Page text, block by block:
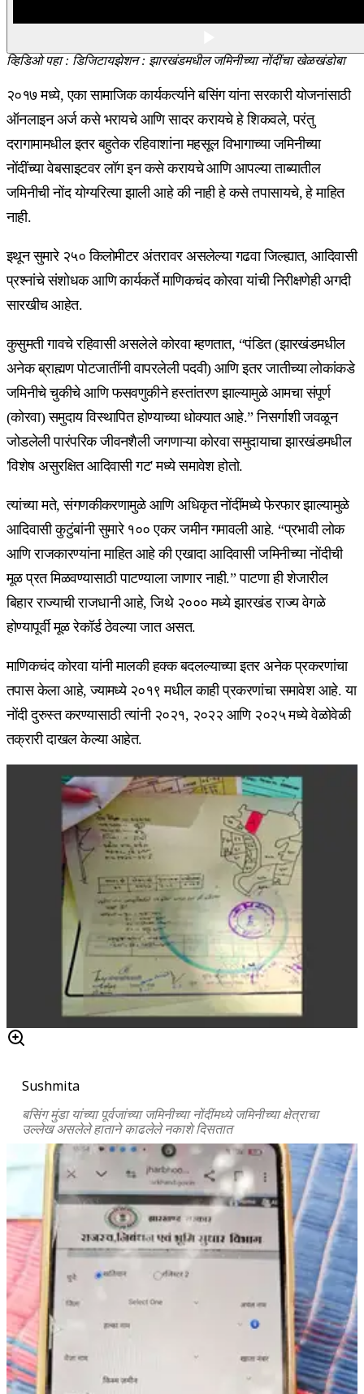
व्हिडिओ पहा : डिजिटायझेशन : झारखंडमधील जमिनीच्या नोंदींचा खेळखंडोबा
२०१७ मध्ये, एका सामाजिक कार्यकर्त्याने बसिंग यांना सरकारी योजनांसाठी
ऑनलाइन अर्ज कसे भरायचे आणि सादर करायचे हे शिकवले, परंतु
दरागामामधील इतर बहुतेक रहिवाशांना महसूल विभागाच्या जमिनीच्या
नोंदींच्या वेबसाइटवर लॉग इन कसे करायचे आणि आपल्या ताब्यातील
जमिनीची नोंद योग्यरित्या झाली आहे की नाही हे कसे तपासायचे, हे माहित
नाही.
इथून सुमारे २५० किलोमीटर अंतरावर असलेल्या गढवा जिल्ह्यात, आदिवासी
प्रश्नांचे संशोधक आणि कार्यकर्ते माणिकचंद कोरवा यांची निरीक्षणेही अगदी
सारखीच आहेत.
कुसुमती गावचे रहिवासी असलेले कोरवा म्हणतात, “पंडित (झारखंडमधील
अनेक ब्राह्मण पोटजातींनी वापरलेली पदवी) आणि इतर जातीच्या लोकांकडे
जमिनीचे चुकीचे आणि फसवणुकीने हस्तांतरण झाल्यामुळे आमचा संपूर्ण
(कोरवा) समुदाय विस्थापित होण्याच्या धोक्यात आहे.” निसर्गाशी जवळून
जोडलेली पारंपरिक जीवनशैली जगणाऱ्या कोरवा समुदायाचा झारखंडमधील
'विशेष असुरक्षित आदिवासी गट' मध्ये समावेश होतो.
त्यांच्या मते, संगणकीकरणामुळे आणि अधिकृत नोंदींमध्ये फेरफार झाल्यामुळे
आदिवासी कुटुंबांनी सुमारे १०० एकर जमीन गमावली आहे. “प्रभावी लोक
आणि राजकारण्यांना माहित आहे की एखादा आदिवासी जमिनीच्या नोंदीची
मूळ प्रत मिळवण्यासाठी पाटण्याला जाणार नाही.” पाटणा ही शेजारील
बिहार राज्याची राजधानी आहे, जिथे २००० मध्ये झारखंड राज्य वेगळे
होण्यापूर्वी मूळ रेकॉर्ड ठेवल्या जात असत.
माणिकचंद कोरवा यांनी मालकी हक्क बदलल्याच्या इतर अनेक प्रकरणांचा
तपास केला आहे, ज्यामध्ये २०१९ मधील काही प्रकरणांचा समावेश आहे. या
नोंदी दुरुस्त करण्यासाठी त्यांनी २०२१, २०२२ आणि २०२५ मध्ये वेळोवेळी
तक्रारी दाखल केल्या आहेत.
Sushmita
बसिंग मुंडा यांच्या पूर्वजांच्या जमिनीच्या नोंदींमध्ये जमिनीच्या क्षेत्राचा
उल्लेख असलेले हाताने काढलेले नकाशे दिसतात